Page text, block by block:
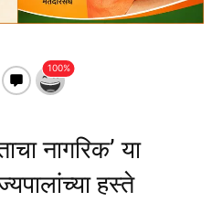
नागरिक’ या
हस्ते